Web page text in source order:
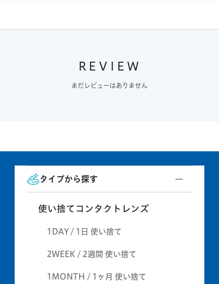
REVIEW
まだレビューはありません
タイプから探す
使い捨てコンタクトレンズ
1DAY / 1日 使い捨て
2WEEK / 2週間 使い捨て
1MONTH / 1ヶ月 使い捨て